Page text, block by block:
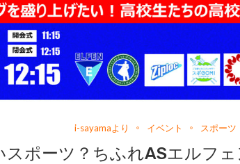
i-sayamaより イベント スポーツ
スポーツ？ちふれASエルフ